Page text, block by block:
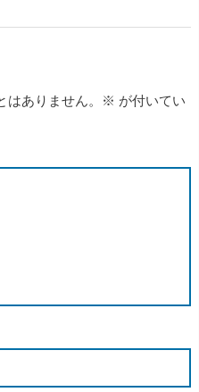
ありません。 ※ が付いてい